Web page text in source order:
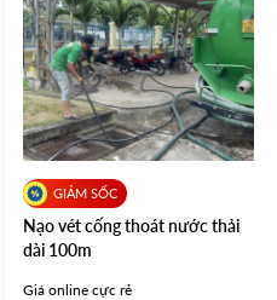
Nạo vét cống thoát nước thải
dài 100m
Giá online cực rẻ